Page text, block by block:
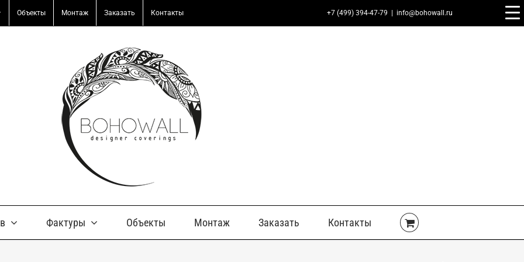
Объекты Монтаж Заказать Контакты +7 (499) 394-47-79 info@bohowall.ru
Фактуры Объекты Монтаж Заказать Контакты